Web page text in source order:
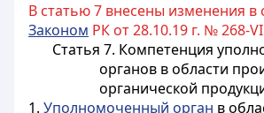
В статью 7 внесены изменения в
Законом РК от 28.10.19 г. № 268-
Статья 7. Компетенция
органов в области
органической
1. Уполномоченный орган в